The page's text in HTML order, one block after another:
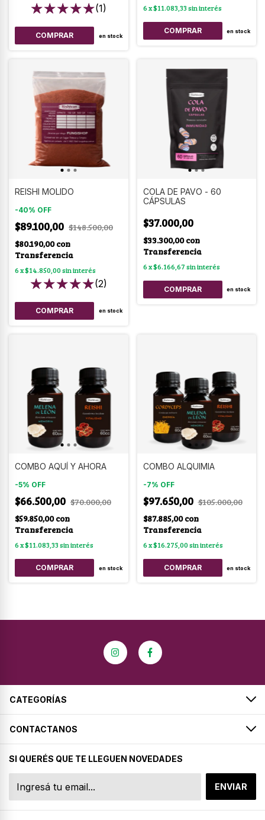
(1)
en stock
6x$11.083,33sin interés
en stock
REISHI MOLIDO
-40% OFF
$89.100,00 $148.500,00
$80.190,00con
Transferencia
6x$14.850,00sin interés
(2)
COMPRAR en stock
COLA DE PAVO - 60
CÁPSULAS
$37.000,00
$33.300,00con
Transferencia
6x$6.166,67sin interés
en stock
COMBO AQUÍ Y AHORA
-5% OFF
$66.500,00 $70.000,00
$59.850,00con
Transferencia
6x$11.083,33sin interés
en stock
COMBO ALQUIMIA
-7% OFF
$97.650,00 $105.000,00
$87.885,00con
Transferencia
6x$16.275,00sin interés
en stock
CATEGORÍAS
CONTACTANOS
SI QUERÉS QUE TE LLEGUEN NOVEDADES